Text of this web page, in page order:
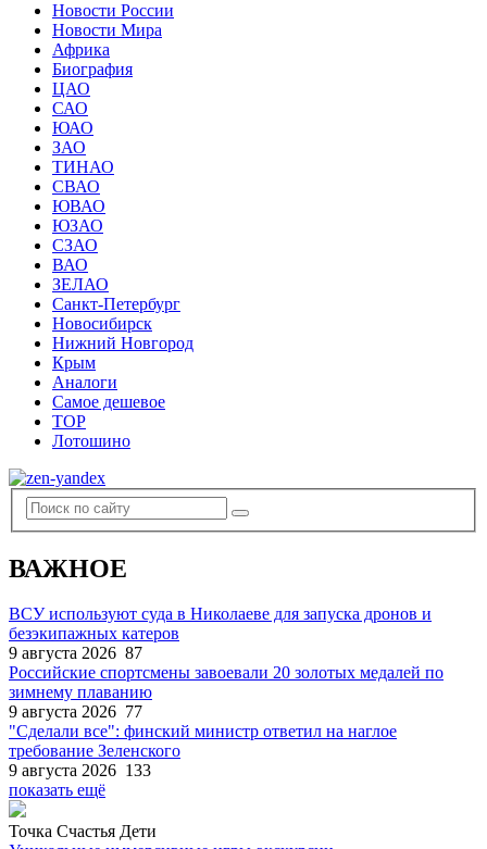
Новости России
Новости Мира
Африка
Биография
ЦАО
САО
ЮАО
ЗАО
ТИНАО
СВАО
ЮВАО
ЮЗАО
СЗАО
ВАО
ЗЕЛАО
Санкт-Петербург
Новосибирск
Нижний Новгород
Крым
Аналоги
Самое дешевое
TOP
Лотошино
ВАЖНОЕ
ВСУ используют суда в Николаеве для запуска дронов и
безэкипажных катеров
9 августа 2026 87
Российские спортсмены завоевали 20 золотых медалей по
зимнему плаванию
9 августа 2026 77
"Сделали все": финский министр ответил на наглое
требование Зеленского
9 августа 2026 133
показать ещё
Точка Счастья Дети